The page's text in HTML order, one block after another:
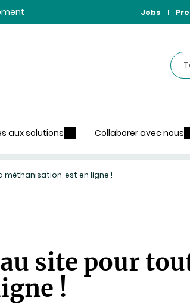
Jobs
aux solutions Collaborer avec nous
méthanisation, est en ligne !
site pour
!